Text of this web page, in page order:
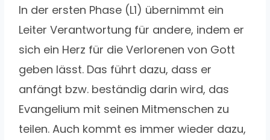
In der ersten Phase (L1) übernimmt ein
Leiter Verantwortung für andere, indem er
sich ein Herz für die Verlorenen von Gott
geben lässt. Das führt dazu, dass er
anfängt bzw. beständig darin wird, das
Evangelium mit seinen Mitmenschen zu
teilen. Auch kommt es immer wieder dazu,